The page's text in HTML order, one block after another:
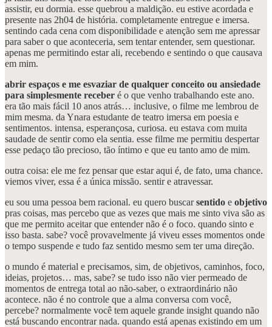
assistir, eu dormia. esse quebrou a maldição. eu estive acordada e
presente nas 2h04 de história. completamente entregue e imersa.
sentindo cada cena com disponibilidade e atenção sem me apressar
para saber o que aconteceria, sem tentar entender, sem questionar.
apenas me permitindo estar ali, recebendo e sentindo o que causava
em mim.
abrir espaços e me esvaziar de qualquer conceito ou ansiedade
para simplesmente receber é o que venho trabalhando este ano.
era tão mais fácil 10 anos atrás… inclusive, o filme me lembrou de
mim mesma. da Ynara estudante de teatro imersa em poesia e
sentimentos. intensa, esperançosa, curiosa. eu estava com muita
saudade de sentir como ela sentia. esse filme me permitiu despertar
esse pedaço tão precioso, tão íntimo e que eu tanto amo de mim.
outra coisa: ele me fez pensar que estar aqui é, de fato, uma chance.
viemos viver, essa é a única missão. sentir e atravessar.
eu sou uma pessoa bem racional. eu quero buscarsentido e objetivo
pras coisas, mas percebo que as vezes que mais me sinto viva são as
que me permito aceitar que entender não é o foco. quando sinto e
isso basta. sabe? você provavelmente já viveu esses momentos onde
o tempo suspende e tudo faz sentido mesmo sem ter uma direção.
o mundo é material e precisamos, sim, de objetivos, caminhos, foco,
ideias, projetos… mas, sabe? se tudo isso não vier permeado de
momentos de entrega total ao não-saber, o extraordinário não
acontece. não é no controle que a alma conversa com você,
percebe? normalmente você tem aquele grande insight quando não
está buscando encontrar nada. quando está apenas existindo em um